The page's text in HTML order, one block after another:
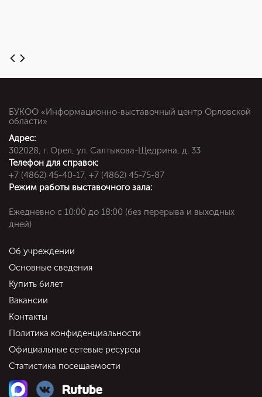
БУКОО «Информационно-выставочный центр Орловской
области»
Адрес:
302028, г. Орел, ул. Салтыкова-Щедрина, д. 33
Телефон для справок:
+7 (4862) 45-40-17, +7 (4862) 45-75-87
Режим работы выставочного зала:
Ежедневно c 10:00 до 18:00 (без перерыва и выходных
дней)
Об учреждении
Основные сведения
Купить билет
Вакансии
Контакты
Политика конфиденциальности
Официальные сетевые ресурсы
Статистика посещаемости